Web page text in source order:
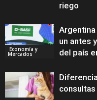
riego
Economía y
Mercados
un antes
del país